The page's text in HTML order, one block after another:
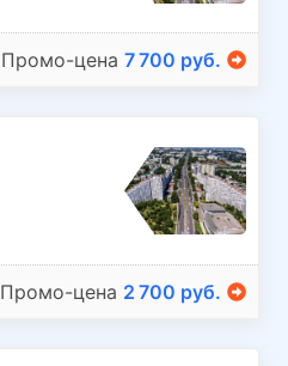
Промо-цена 7 700 руб.
Промо-цена 2 700 руб.